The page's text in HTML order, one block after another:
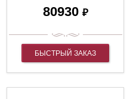
80930 ₽
БЫСТРЫЙ ЗАКАЗ